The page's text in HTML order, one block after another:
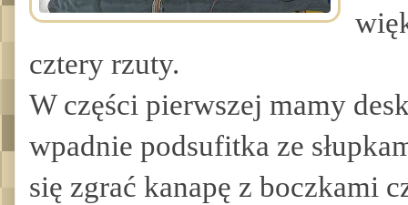
cztery rzuty.
W części pierwszej mamy
wpadnie podsufitka ze
się zgrać kanapę z boczkami